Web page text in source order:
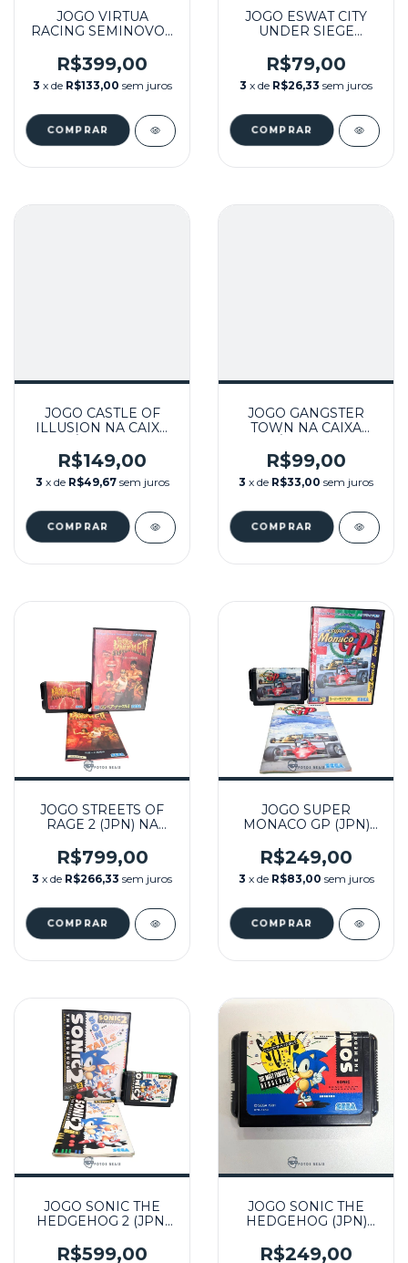
JOGO VIRTUA
RACING SEMINOVO -
R$399,00
3 x de R$133,00 sem juros
JOGO ESWAT CITY
UNDER SIEGE
SEMINOVO - MEGA
DRIVE
R$79,00
3 x de R$26,33 sem juros
JOGO CASTLE OF
ILLUSION NA CAIXA
MASTER SYSTEM
R$149,00
3 x de R$49,67 sem juros
JOGO GANGSTER
TOWN NA CAIXA
MASTER SYSTEM
R$99,00
3 x de R$33,00 sem juros
JOGO STREETS OF
RAGE 2 (JPN) NA
MEGA DRIVE
R$799,00
3 x de R$266,33 sem juros
JOGO SUPER
MONACO GP (JPN)
- MEGA DRIVE
R$249,00
3 x de R$83,00 sem juros
JOGO SONIC THE
HEDGEHOG 2 (JPN)
- MEGA DRIVE
R$599,00
JOGO SONIC THE
HEDGEHOG (JPN)
DRIVE
R$249,00